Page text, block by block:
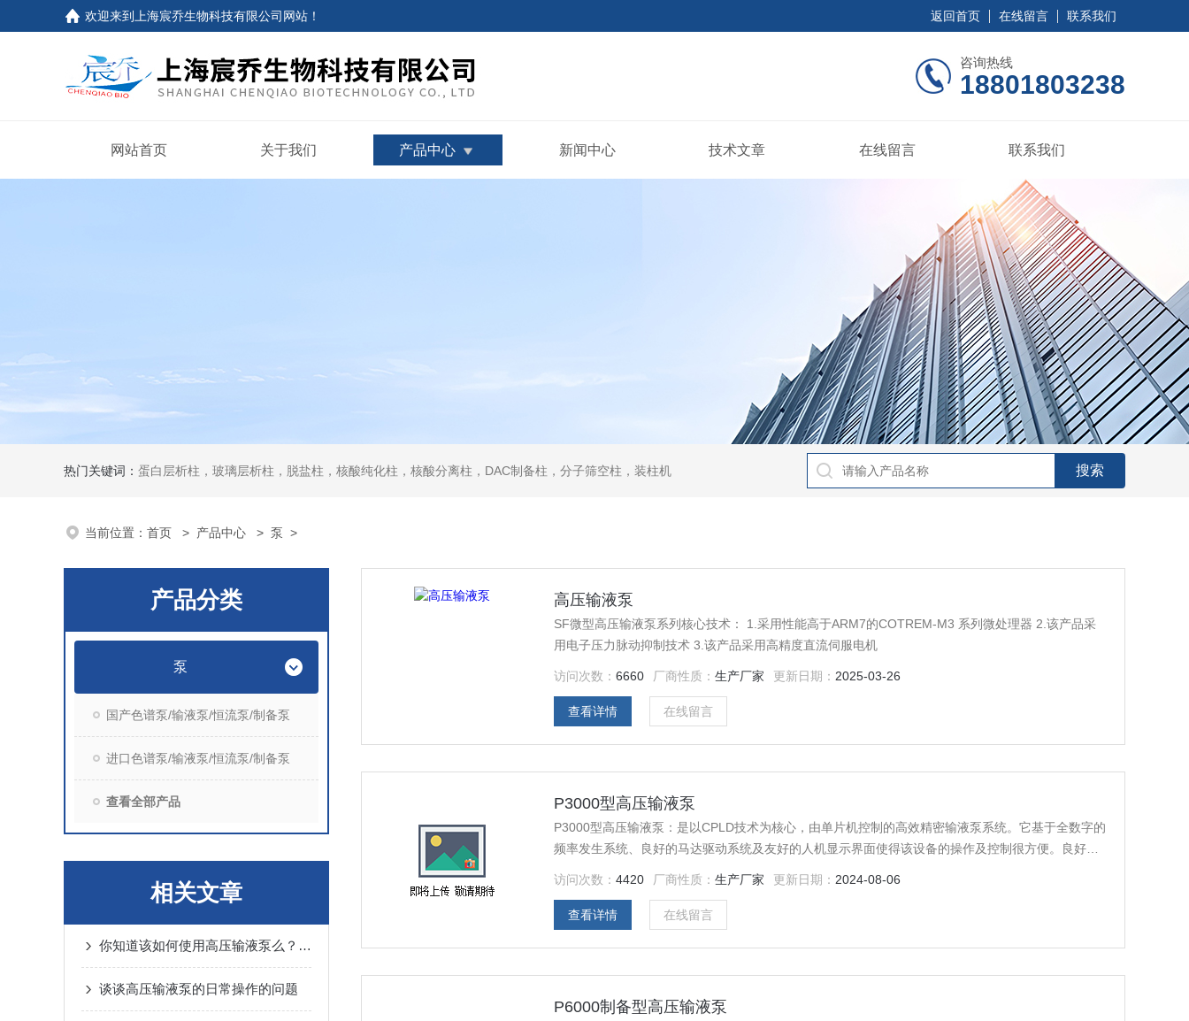
欢迎来到上海宸乔生物科技有限公司网站！ 返回首页 在线留言 联系我们
咨询热线
18801803238
网站首页 关于我们 产品中心 新闻中心 技术文章 在线留言 联系我们
热门关键词： 蛋白层析柱，玻璃层析柱，脱盐柱，核酸纯化柱，核酸分离柱，DAC制备柱，分子筛空柱，装柱机
当前位置： 首页 > 产品中心 > 泵 >
产品分类
泵
国产色谱泵/输液泵/恒流泵/制备泵
进口色谱泵/输液泵/恒流泵/制备泵
查看全部产品
相关文章
你知道该如何使用高压输液泵么？又有哪些注意事项呢
谈谈高压输液泵的日常操作的问题
高压输液泵
SF微型高压输液泵系列核心技术： 1.采用性能高于ARM7的COTREM-M3 系列微处理器 2.该产品采
用电子压力脉动抑制技术 3.该产品采用高精度直流伺服电机
访问次数：6660 厂商性质：生产厂家 更新日期： 2025-03-26
查看详情 在线留言
P3000型高压输液泵
P3000型高压输液泵：是以CPLD技术为核心，由单片机控制的高效精密输液泵系统。它基于全数字的
频率发生系统、良好的马达驱动系统及友好的人机显示界面使得该设备的操作及控制很方便。良好的
访问次数：4420 厂商性质：生产厂家 更新日期： 2024-08-06
查看详情 在线留言
P6000制备型高压输液泵